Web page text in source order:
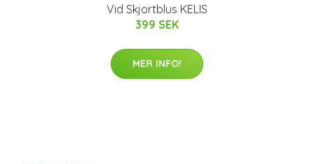
Vid Skjortblus KELIS
399 SEK
MER INFO!